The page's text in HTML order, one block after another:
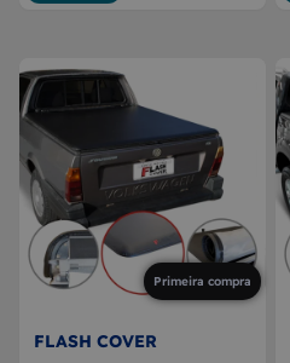
Primeira compra
FLASH COVER